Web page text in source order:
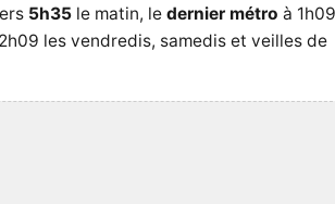
5h35 le matin, le dernier métro à 1h09
les vendredis, samedis et veilles de